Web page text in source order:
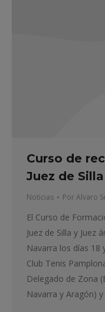
Curso de
Juez de Silla
Noticias PorAlvaro
El Curso de
Juez de Silla y Juez
Navarra los días 18
Club Tenis
Delegado de Zona
Navarra y Aragón)